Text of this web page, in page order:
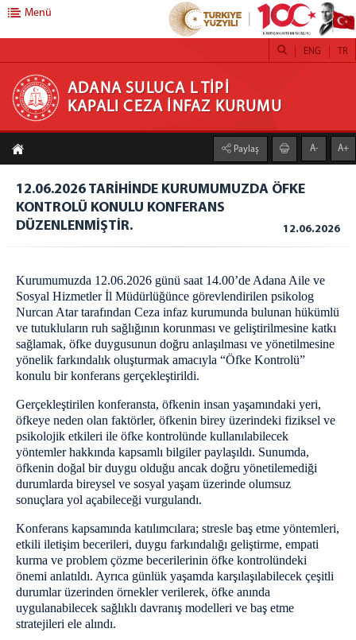
ADANA SULUCA L TİPİ KAPALI CEZA İNFAZ
KURUMU
Anasayfa
Birimler
Emanet Para Birimi
ACEP Görüntülü Görüşme
Eğitim Birimi
Ziyaret Kabul Birimi
Psiko-Sosyal Birimi
Sağlık Birimi
Görüş Programları
TEMMUZ AYI AÇIK VE KAPALI GÖRÜŞ GÜNLERİ
HAZİRAN AYI AÇIK VE KAPALI GÖRÜŞ GÜNLERİ
KURBAN BAYRAMI MÜNASEBETİYLE YAPILACAK OLAN
AÇIK GÖRÜŞ GÜNLERİ
19 MAYIS MÜNASEBETİYLE YAPILACAK OLAN AÇIK
MAYIS AYI AÇIK-KAPALI GÖRÜŞ GÜNLERİ
23 NİSAN MÜNASEBETİYLE ÇOÇUKLAR İÇİN AÇIK
GÖRÜŞ GÜNLERİ
NİSAN AYI AÇIK VE KAPALI GÖRÜŞ GÜNLERİ
Etkinlikler
Menü
ADANA SULUCA L TİPİ
KAPALI CEZA İNFAZ KURUMU
TR
ENG
Paylaş A- A+
12.06.2026 TARİHİNDE KURUMUMUZDA ÖFKE
KONTROLÜ KONULU KONFERANS
DÜZENLENMİŞTİR.
12.06.2026
Kurumumuzda 12.06.2026 günü saat 14.00’de Adana Aile ve
Sosyal Hizmetler İl Müdürlüğünce görevlendirilen psikolog
Nurcan Atar tarafından Ceza infaz kurumunda bulunan hükümlü
ve tutukluların ruh sağlığının korunması ve geliştirilmesine katkı
sağlamak, öfke duygusunun doğru anlaşılması ve yönetilmesine
yönelik farkındalık oluşturmak amacıyla “Öfke Kontrolü”
konulu bir konferans gerçekleştirildi.
Gerçekleştirilen konferansta, öfkenin insan yaşamındaki yeri,
öfkeye neden olan faktörler, öfkenin birey üzerindeki fiziksel ve
psikolojik etkileri ile öfke kontrolünde kullanılabilecek
yöntemler hakkında kapsamlı bilgiler paylaşıldı. Sunumda,
öfkenin doğal bir duygu olduğu ancak doğru yönetilemediği
durumlarda bireysel ve sosyal yaşam üzerinde olumsuz
sonuçlara yol açabileceği vurgulandı.
Konferans kapsamında katılımcılara; stresle baş etme yöntemleri,
etkili iletişim becerileri, duygu farkındalığı geliştirme, empati
kurma ve problem çözme becerilerinin öfke kontrolündeki
önemi anlatıldı. Ayrıca günlük yaşamda karşılaşılabilecek çeşitli
durumlar üzerinden örnekler verilerek, öfke anında
uygulanabilecek sağlıklı davranış modelleri ve baş etme
stratejileri ele alındı.